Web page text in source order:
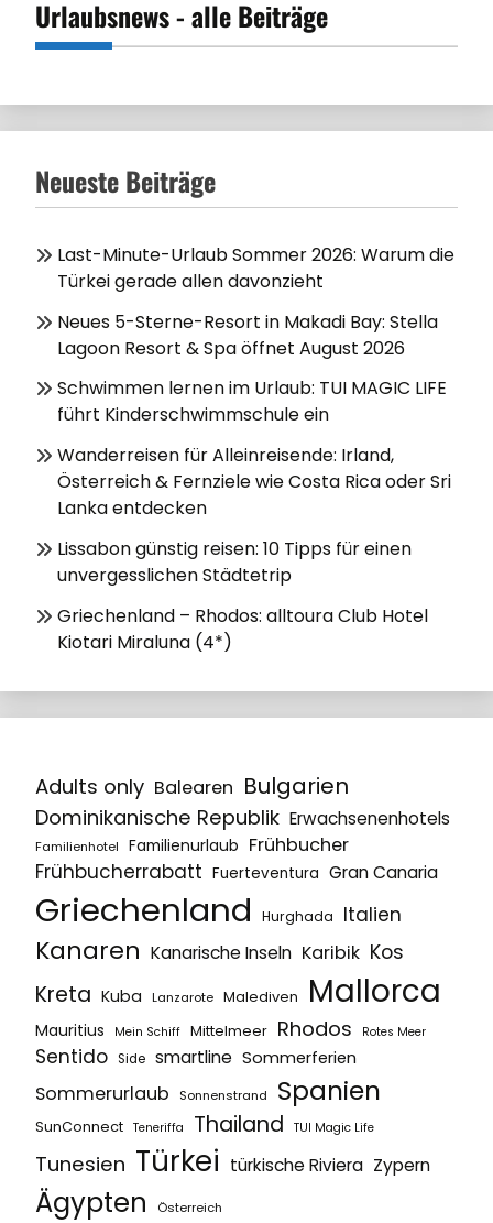
Urlaubsnews - alle Beiträge
Neueste Beiträge
Last-Minute-Urlaub Sommer 2026: Warum die
Türkei gerade allen davonzieht
Neues 5-Sterne-Resort in Makadi Bay: Stella
Lagoon Resort & Spa öffnet August 2026
Schwimmen lernen im Urlaub: TUI MAGIC LIFE
führt Kinderschwimmschule ein
Wanderreisen für Alleinreisende: Irland,
Österreich & Fernziele wie Costa Rica oder Sri
Lanka entdecken
Lissabon günstig reisen: 10 Tipps für einen
unvergesslichen Städtetrip
Griechenland – Rhodos: alltoura Club Hotel
Kiotari Miraluna (4*)
Adults only Balearen Bulgarien
Dominikanische Republik Erwachsenenhotels
Familienhotel Familienurlaub Frühbucher
Frühbucherrabatt Fuerteventura Gran Canaria
Griechenland Hurghada Italien
Kanaren Kanarische Inseln Karibik Kos
Kreta Kuba Lanzarote Malediven Mallorca
Mauritius Mein Schiff Mittelmeer Rhodos Rotes Meer
Sentido Side smartline Sommerferien
Sommerurlaub Sonnenstrand Spanien
SunConnect Teneriffa Thailand TUI Magic Life
Tunesien Türkei türkische Riviera Zypern
Ägypten Österreich